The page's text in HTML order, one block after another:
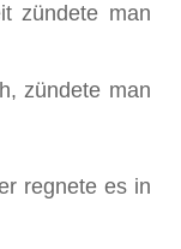
zündete man
zündete man
regnete es in